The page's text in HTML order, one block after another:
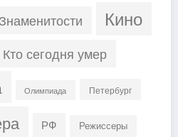
Знаменитости Кино
Кто сегодня умер
Олимпиада Петербург
РФ Режиссеры